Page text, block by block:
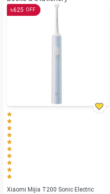
৳625 OFF
Xiaomi Mijia T200 Sonic Electric